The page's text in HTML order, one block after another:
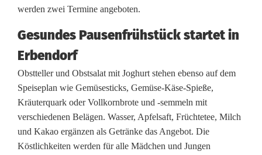
b
e
i
r
a
t
o
werden zwei Termine angeboten.
Gesundes Pausenfrühstück startet in
Erbendorf
Obstteller und Obstsalat mit Joghurt stehen ebenso auf dem
Speiseplan wie Gemüsesticks, Gemüse-Käse-Spieße,
Kräuterquark oder Vollkornbrote und -semmeln mit
verschiedenen Belägen. Wasser, Apfelsaft, Früchtetee, Milch
und Kakao ergänzen als Getränke das Angebot. Die
Köstlichkeiten werden für alle Mädchen und Jungen